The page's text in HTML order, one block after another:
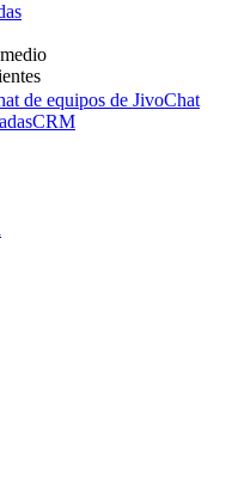
de equipos de JivoChat
CRM